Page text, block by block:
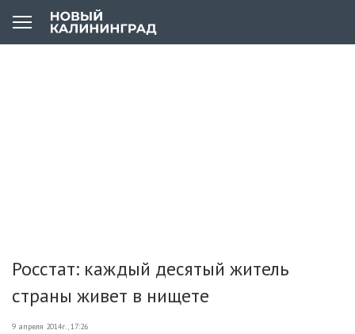
Росстат: каждый десятый житель
страны живет в нищете
9 апреля 2014г., 17:26